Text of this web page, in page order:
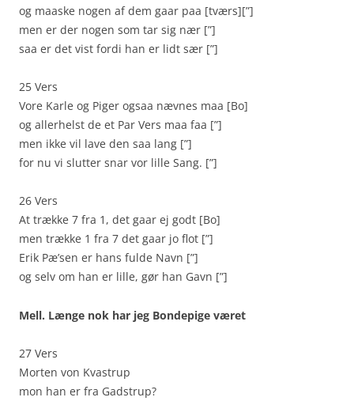
og maaske nogen af dem gaar paa [tværs][”]
men er der nogen som tar sig nær [”]
saa er det vist fordi han er lidt sær [”]
25 Vers
Vore Karle og Piger ogsaa nævnes maa [Bo]
og allerhelst de et Par Vers maa faa [”]
men ikke vil lave den saa lang [”]
for nu vi slutter snar vor lille Sang. [”]
26 Vers
At trække 7 fra 1, det gaar ej godt [Bo]
men trække 1 fra 7 det gaar jo flot [”]
Erik Pæ’sen er hans fulde Navn [”]
og selv om han er lille, gør han Gavn [”]
Mell. Længe nok har jeg Bondepige været
27 Vers
Morten von Kvastrup
mon han er fra Gadstrup?